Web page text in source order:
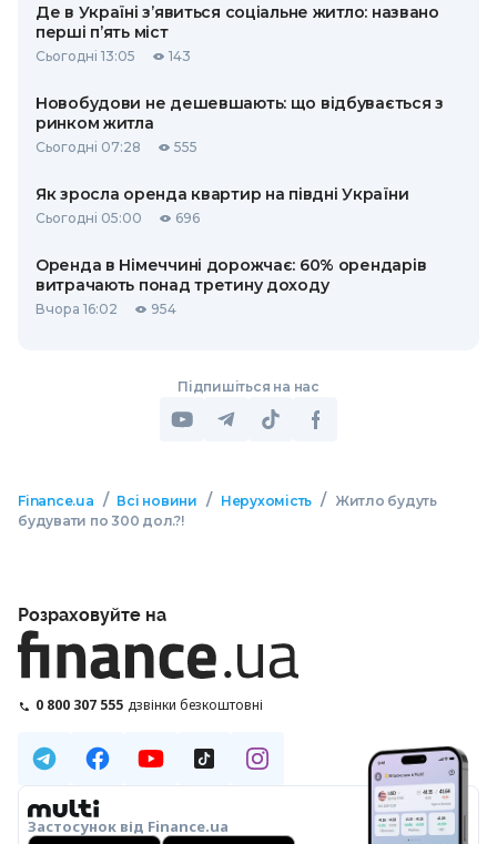
Де в Україні з’явиться соціальне житло: названо
перші п’ять міст
Сьогодні 13:05 143
Новобудови не дешевшають: що відбувається з
ринком житла
Сьогодні 07:28 555
Як зросла оренда квартир на півдні України
Сьогодні 05:00 696
Оренда в Німеччині дорожчає: 60% орендарів
витрачають понад третину доходу
Вчора 16:02 954
Підпишіться на нас
Finance.ua / Всі новини / Нерухомість /
Житло будуть
будувати по 300 дол.?!
Розраховуйте на
0 800 307 555 дзвінки безкоштовні
Застосунок від Finance.ua